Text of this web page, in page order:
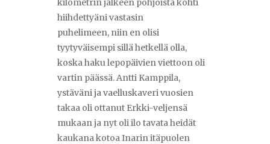
kilometrin jälkeen pohjoista kohti
hiihdettyäni vastasin
puhelimeen, niin en olisi
tyytyväisempi sillä hetkellä olla,
koska haku lepopäivien viettoon oli
vartin päässä. Antti Kamppila,
ystäväni ja vaelluskaveri vuosien
takaa oli ottanut Erkki-veljensä
mukaan ja nyt oli ilo tavata heidät
kaukana kotoa Inarin itäpuolen